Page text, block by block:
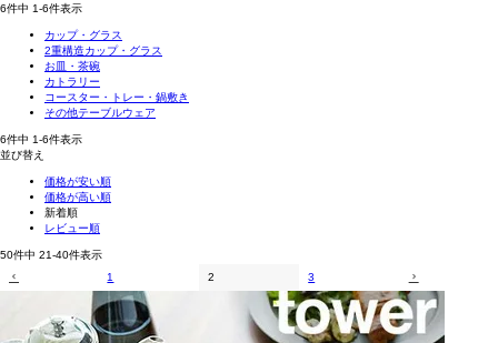
6件中 1-6件表示
カップ・グラス
2重構造カップ・グラス
お皿・茶碗
カトラリー
コースター・トレー・鍋敷き
その他テーブルウェア
6件中 1-6件表示
並び替え
価格が安い順
価格が高い順
新着順
レビュー順
50件中 21-40件表示
1
2 3